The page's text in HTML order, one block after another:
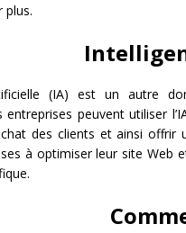
plus.
(IA) est un autre
entreprises peuvent utiliser
des clients et ainsi offrir
à optimiser leur site Web